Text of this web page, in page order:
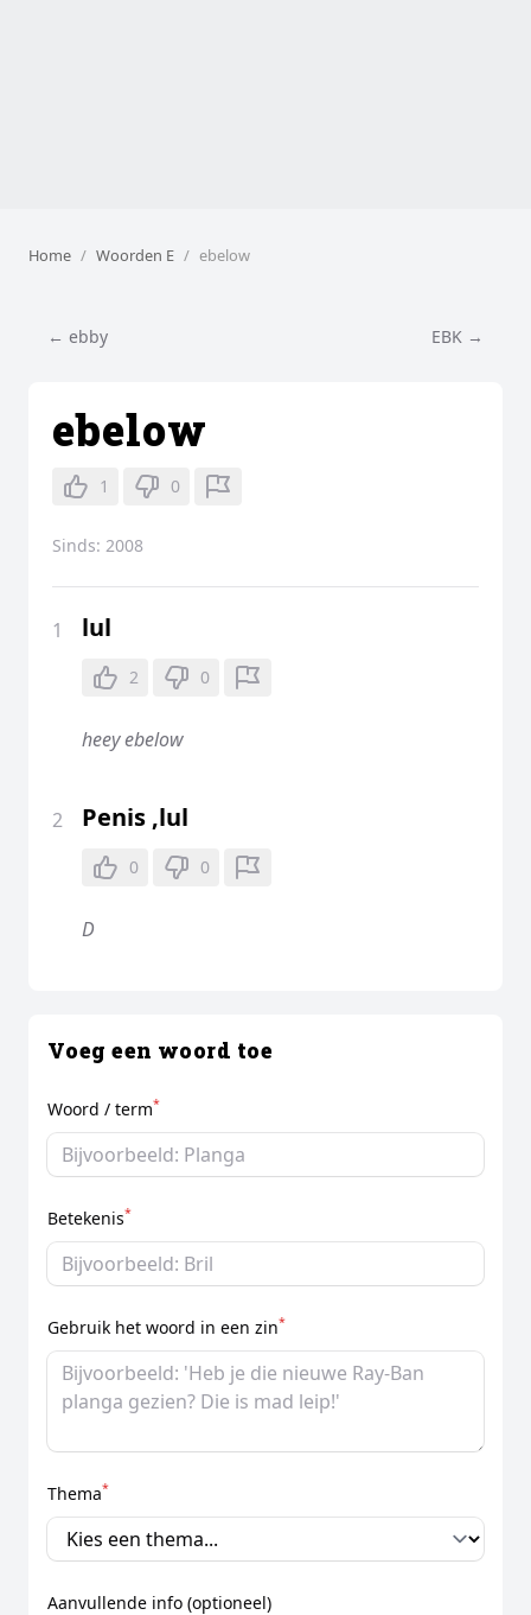
Home Woorden E ebelow
← ebby EBK →
ebelow
1 0
Sinds: 2008
1 lul
2 0
heey ebelow
2 Penis ,lul
0 0
D
Voeg een woord toe
Woord / term*
Betekenis*
Gebruik het woord in een zin*
Thema*
Aanvullende info (optioneel)